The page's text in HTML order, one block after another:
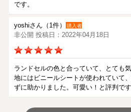
です。
yoshiさん（1件） 購入者
非公開 投稿日：2022年04月18日
ランドセルの色と合っていて、とても
地にはビニールシートが使われていて
ずに助かりました。可愛い！と評判です